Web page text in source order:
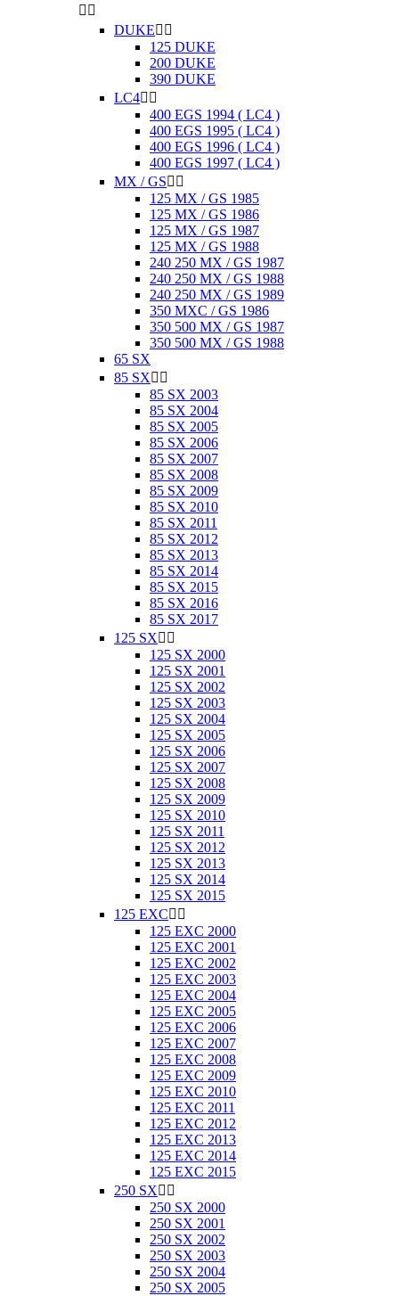
 
DUKE 
125 DUKE
200 DUKE
390 DUKE
LC4 
400 EGS 1994 ( LC4 )
400 EGS 1995 ( LC4 )
400 EGS 1996 ( LC4 )
400 EGS 1997 ( LC4 )
MX / GS 
125 MX / GS 1985
125 MX / GS 1986
125 MX / GS 1987
125 MX / GS 1988
240 250 MX / GS 1987
240 250 MX / GS 1988
240 250 MX / GS 1989
350 MXC / GS 1986
350 500 MX / GS 1987
350 500 MX / GS 1988
65 SX
85 SX 
85 SX 2003
85 SX 2004
85 SX 2005
85 SX 2006
85 SX 2007
85 SX 2008
85 SX 2009
85 SX 2010
85 SX 2011
85 SX 2012
85 SX 2013
85 SX 2014
85 SX 2015
85 SX 2016
85 SX 2017
125 SX 
125 SX 2000
125 SX 2001
125 SX 2002
125 SX 2003
125 SX 2004
125 SX 2005
125 SX 2006
125 SX 2007
125 SX 2008
125 SX 2009
125 SX 2010
125 SX 2011
125 SX 2012
125 SX 2013
125 SX 2014
125 SX 2015
125 EXC 
125 EXC 2000
125 EXC 2001
125 EXC 2002
125 EXC 2003
125 EXC 2004
125 EXC 2005
125 EXC 2006
125 EXC 2007
125 EXC 2008
125 EXC 2009
125 EXC 2010
125 EXC 2011
125 EXC 2012
125 EXC 2013
125 EXC 2014
125 EXC 2015
250 SX 
250 SX 2000
250 SX 2001
250 SX 2002
250 SX 2003
250 SX 2004
250 SX 2005